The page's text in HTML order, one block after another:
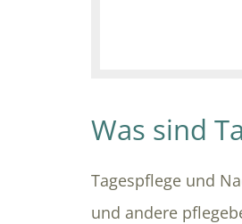
Was sind
Tagespflege und
und andere